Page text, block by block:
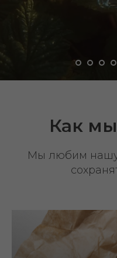
Как
Мы любим нашу